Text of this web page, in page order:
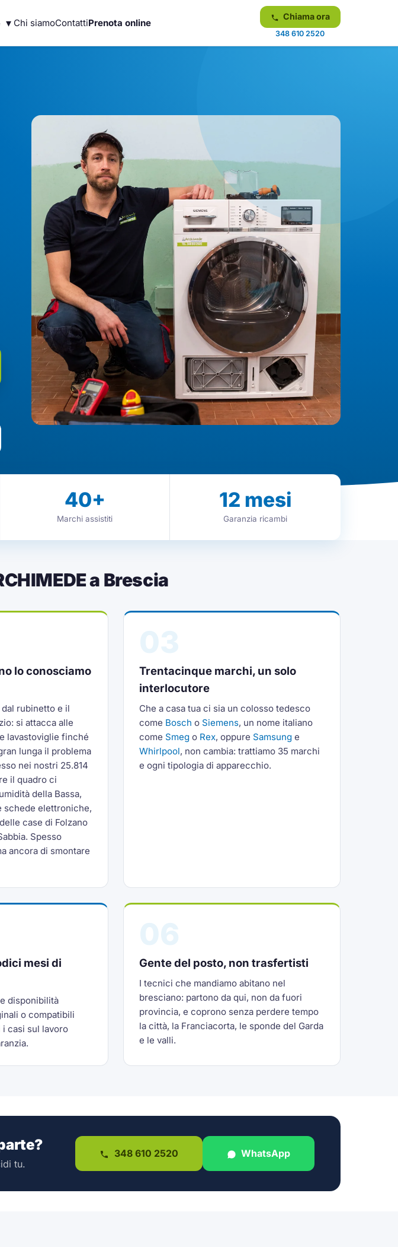
▾ Chi siamoContattiPrenota online
Chiama ora
348 610 2520
40+
Marchi assistiti
12 mesi
Garanzia ricambi
a Brescia
lo conosciamo
rubinetto e il
si attacca alle
lavastoviglie finché
lunga il problema
nei nostri 25.814
il quadro ci
della Bassa,
schede elettroniche,
case di Folzano
Spesso
ancora di smontare
Trentacinque marchi, un solo
interlocutore
Che a casa tua ci sia un colosso tedesco
come Bosch o Siemens, un nome italiano
come Smego Rex, oppure Samsunge
Whirlpool, non cambia: trattiamo 35 marchi
e ogni tipologia di apparecchio.
mesi di
disponibilità
o compatibili
casi sul lavoro
Gente del posto, non trasfertisti
I tecnici che mandiamo abitano nel
bresciano: partono da qui, non da fuori
provincia, e coprono senza perdere tempo
la città, la Franciacorta, le sponde del Garda
e le valli.
tu.
348 610 2520 WhatsApp